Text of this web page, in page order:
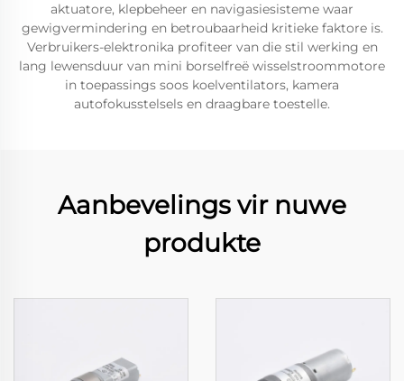
aktuatore, klepbeheer en navigasiesisteme waar
gewigvermindering en betroubaarheid kritieke faktore is.
Verbruikers-elektronika profiteer van die stil werking en
lang lewensduur van mini borselfreë wisselstroommotore
in toepassings soos koelventilators, kamera
autofokusstelsels en draagbare toestelle.
Aanbevelings vir nuwe
produkte